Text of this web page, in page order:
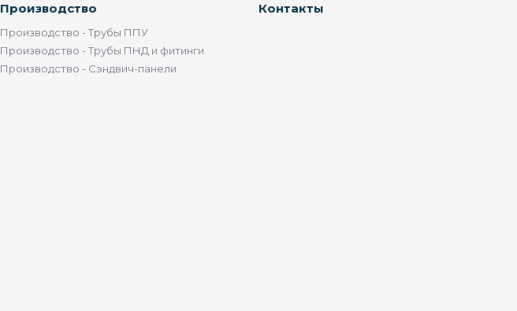
Производство
Производство - Трубы ППУ
Производство - Трубы ПНД и фитинги
Производство - Сэндвич-панели
Контакты